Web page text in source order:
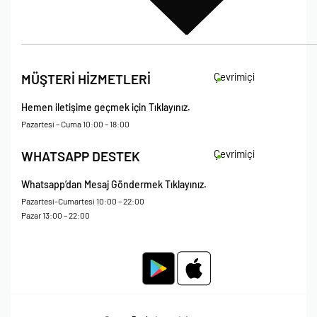
Çerez Politikası
Kişisel Verileri Koruma – Çerez ve Ticari İletişim Açık Rıza Metni
Mesafeli Satış Sözleşmesi
MÜŞTERİ HİZMETLERİ Çevrimiçi
Hemen iletişime geçmek için Tıklayınız.
Pazartesi – Cuma 10:00 – 18:00
WHATSAPP DESTEK Çevrimiçi
Whatsapp’dan Mesaj Göndermek Tıklayınız.
Pazartesi-Cumartesi 10:00 – 22:00
Pazar 13:00 – 22:00